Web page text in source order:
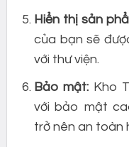
Hiển thị sản
của bạn sẽ
với thư viện.
Bảo mật: Kho
với bảo mật
trở nên an toàn